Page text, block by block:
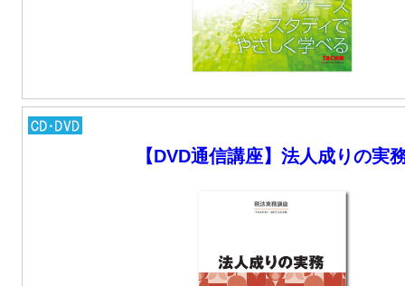
【DVD通信講座】法人成りの実